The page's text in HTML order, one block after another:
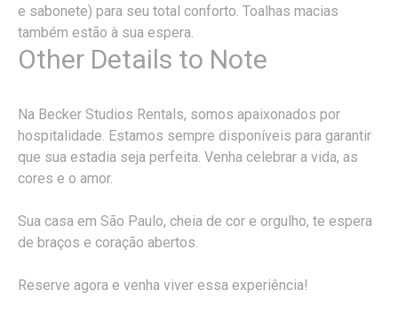
e sabonete) para seu total conforto. Toalhas macias
também estão à sua espera.
Other Details to Note
Na Becker Studios Rentals, somos apaixonados por
hospitalidade. Estamos sempre disponíveis para garantir
que sua estadia seja perfeita. Venha celebrar a vida, as
cores e o amor.
Sua casa em São Paulo, cheia de cor e orgulho, te espera
de braços e coração abertos.
Reserve agora e venha viver essa experiência!